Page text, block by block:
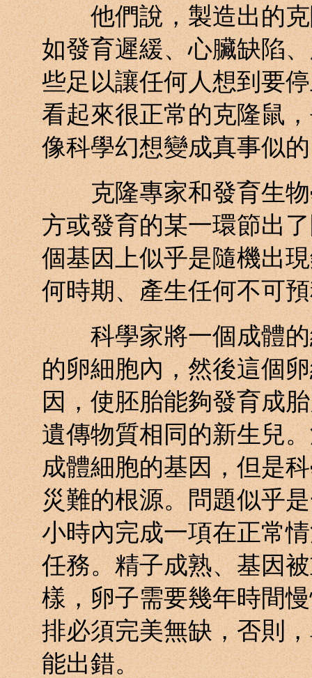
他們說，製造出的克
如發育遲緩、心臟缺陷
些足以讓任何人想到要
看起來很正常的克隆鼠
像科學幻想變成真事似
克隆專家和發育生物
方或發育的某一環節出
個基因上似乎是隨機出
何時期、產生任何不可
科學家將一個成體的
的卵細胞內，然後這個
因，使胚胎能夠發育成
遺傳物質相同的新生兒
成體細胞的基因，但是
災難的根源。問題似乎
小時內完成一項在正常
任務。精子成熟、基因
樣，卵子需要幾年時間
排必須完美無缺，否則
能出錯。